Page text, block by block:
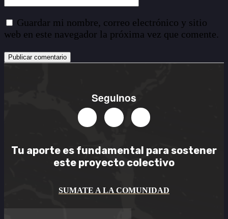
Guardar mi nombre, correo electrónico y sitio
web en este navegador la próxima vez que comente.
Seguinos
Tu aporte es fundamental para sostener
este proyecto colectivo
SUMATE A LA COMUNIDAD